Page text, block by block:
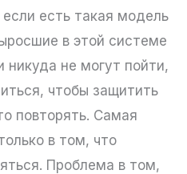
есть такая модель
в этой системе
не могут пойти,
чтобы защитить
повторять. Самая
в том, что
Проблема в том,